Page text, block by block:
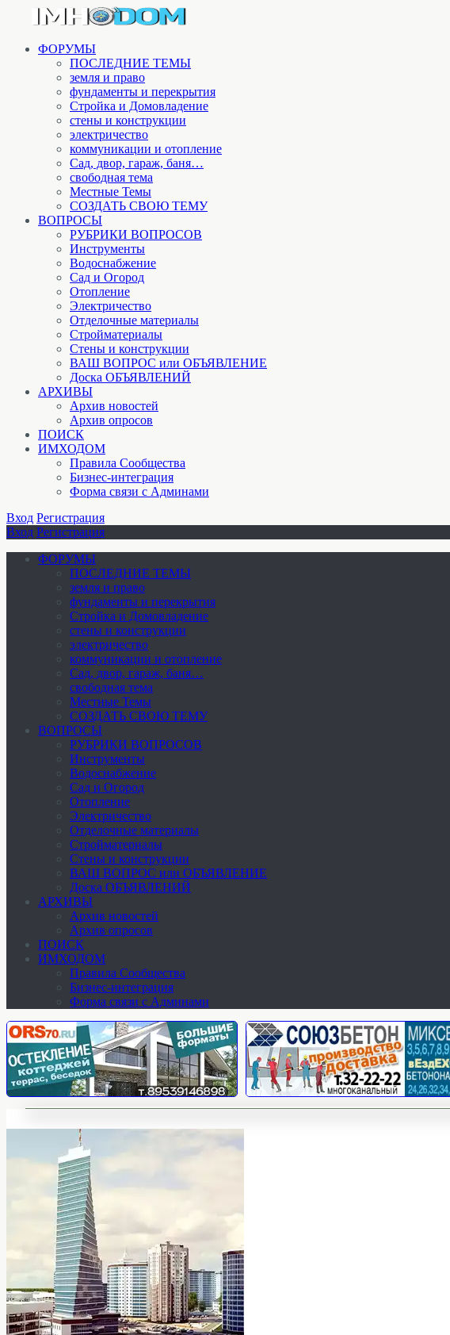
ФОРУМЫ
ПОСЛЕДНИЕ ТЕМЫ
земля и право
фундаменты и перекрытия
Стройка и Домовладение
стены и конструкции
электричество
коммуникации и отопление
Cад, двор, гараж, баня…
свободная тема
Местные Темы
СОЗДАТЬ СВОЮ ТЕМУ
ВОПРОСЫ
РУБРИКИ ВОПРОСОВ
Инструменты
Водоснабжение
Сад и Огород
Отопление
Электричество
Отделочные материалы
Стройматериалы
Стены и конструкции
ВАШ ВОПРОС или ОБЪЯВЛЕНИЕ
Доска ОБЪЯВЛЕНИЙ
АРХИВЫ
Архив новостей
Архив опросов
ПОИСК
ИМХОДОМ
Правила Сообщества
Бизнес-интеграция
Форма связи с Админами
Вход Регистрация
Вход Регистрация
ФОРУМЫ
ПОСЛЕДНИЕ ТЕМЫ
земля и право
фундаменты и перекрытия
Стройка и Домовладение
стены и конструкции
электричество
коммуникации и отопление
Cад, двор, гараж, баня…
свободная тема
Местные Темы
СОЗДАТЬ СВОЮ ТЕМУ
ВОПРОСЫ
РУБРИКИ ВОПРОСОВ
Инструменты
Водоснабжение
Сад и Огород
Отопление
Электричество
Отделочные материалы
Стройматериалы
Стены и конструкции
ВАШ ВОПРОС или ОБЪЯВЛЕНИЕ
Доска ОБЪЯВЛЕНИЙ
АРХИВЫ
Архив новостей
Архив опросов
ПОИСК
ИМХОДОМ
Правила Сообщества
Бизнес-интеграция
Форма связи с Админами